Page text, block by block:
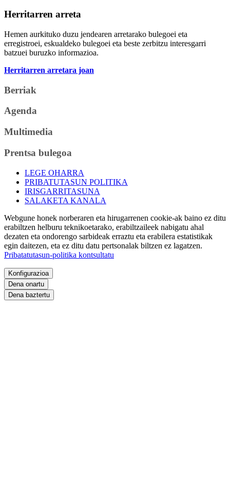
Herritarren arreta
Hemen aurkituko duzu jendearen arretarako bulegoei eta
erregistroei, eskualdeko bulegoei eta beste zerbitzu interesgarri
batzuei buruzko informazioa.
Herritarren arretara joan
Berriak
Agenda
Multimedia
Prentsa bulegoa
LEGE OHARRA
PRIBATUTASUN POLITIKA
IRISGARRITASUNA
SALAKETA KANALA
Webgune honek norberaren eta hirugarrenen cookie-ak baino ez ditu
erabiltzen helburu teknikoetarako, erabiltzaileek nabigatu ahal
dezaten eta ondorengo sarbideak erraztu eta erabilera estatistikak
egin daitezen, eta ez ditu datu pertsonalak biltzen ez lagatzen.
Pribatatutasun-politika kontsultatu
Konfigurazioa
Dena onartu
Dena baztertu